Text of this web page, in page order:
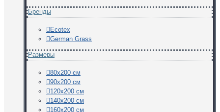
Бренды
Ecotex
German Grass
Размеры
80х200 см
90х200 см
120х200 см
140х200 см
160х200 см